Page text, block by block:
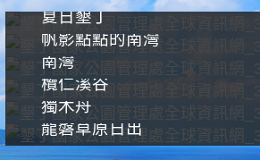
夏日墾丁
帆影點點的南灣
南灣
欖仁溪谷
獨木舟
龍磐草原日出